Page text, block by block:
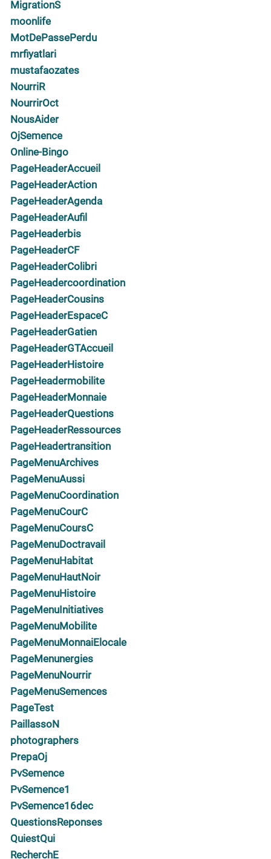
MigrationS
moonlife
MotDePassePerdu
mrfiyatlari
mustafaozates
NourriR
NourrirOct
NousAider
OjSemence
Online-Bingo
PageHeaderAccueil
PageHeaderAction
PageHeaderAgenda
PageHeaderAufil
PageHeaderbis
PageHeaderCF
PageHeaderColibri
PageHeadercoordination
PageHeaderCousins
PageHeaderEspaceC
PageHeaderGatien
PageHeaderGTAccueil
PageHeaderHistoire
PageHeadermobilite
PageHeaderMonnaie
PageHeaderQuestions
PageHeaderRessources
PageHeadertransition
PageMenuArchives
PageMenuAussi
PageMenuCoordination
PageMenuCourC
PageMenuCoursC
PageMenuDoctravail
PageMenuHabitat
PageMenuHautNoir
PageMenuHistoire
PageMenuInitiatives
PageMenuMobilite
PageMenuMonnaiElocale
PageMenunergies
PageMenuNourrir
PageMenuSemences
PageTest
PaillassoN
photographers
PrepaOj
PvSemence
PvSemence1
PvSemence16dec
QuestionsReponses
QuiestQui
RecherchE